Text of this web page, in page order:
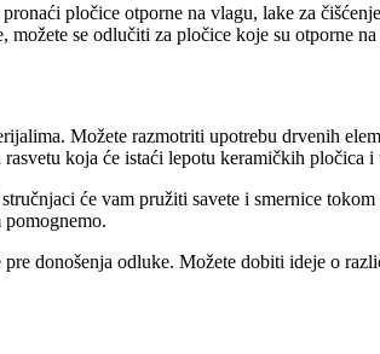
pločice otporne na vlagu, lake za
se odlučiti za pločice koje su otporne
Možete razmotriti upotrebu drvenih
koja će istaći lepotu keramičkih pločica
će vam pružiti savete i smernice
donošenja odluke. Možete dobiti ideje o